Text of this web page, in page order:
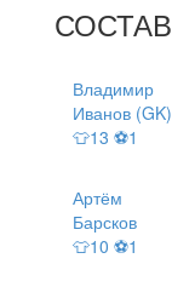
СОСТАВ
Владимир
Иванов (GK)
👕13 ⚽1
Артём
Барсков
👕10 ⚽1